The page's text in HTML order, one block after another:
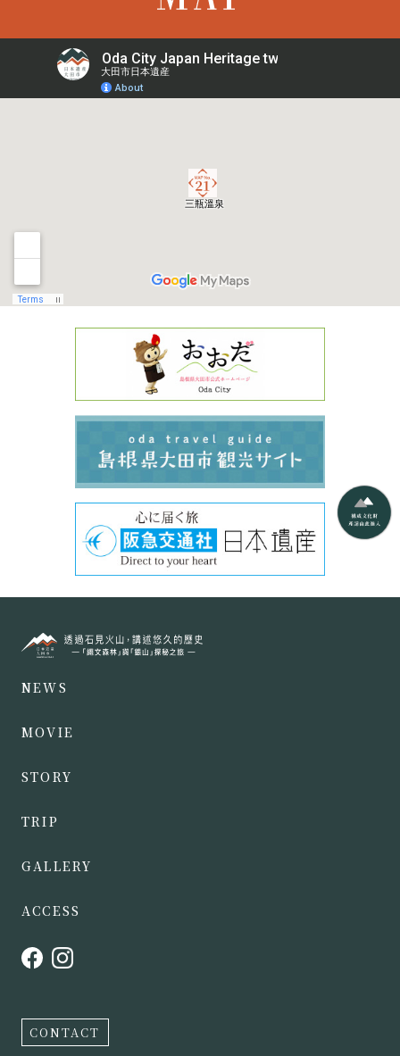
NEWS
MOVIE
STORY
TRIP
GALLERY
ACCESS
CONTACT